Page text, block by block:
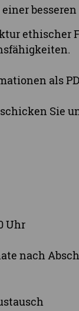
ethischer
als
schicken Sie
Uhr
nach